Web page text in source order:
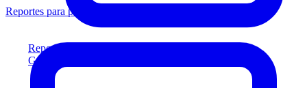
Reportes para prestamistas
Genere reportes listos para el prestamista
Reportes para prestamistas